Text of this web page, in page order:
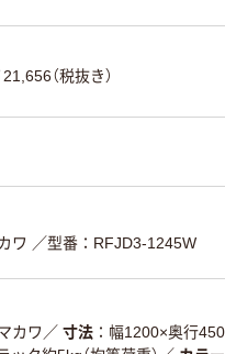
（税抜き）
ワ ／型番：RFJD3-1245W
カワ ／ 寸法
幅1200×奥行